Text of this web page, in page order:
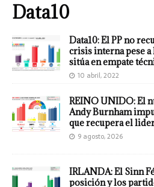
Data10
Data10: El PP no
crisis interna pese a
sitúa en empate
10 abril, 2022
REINO UNIDO: El
Andy Burnham
que recupera el
9 agosto, 2026
IRLANDA: El Sinn
posición y los